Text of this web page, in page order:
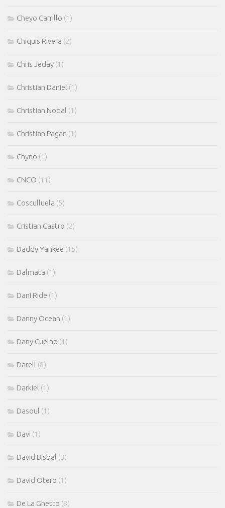
Cheyo Carrillo (1)
Chiquis Rivera (2)
Chris Jeday (1)
Christian Daniel (1)
Christian Nodal (1)
Christian Pagan (1)
Chyno (1)
CNCO (11)
Cosculluela (5)
Cristian Castro (2)
Daddy Yankee (15)
Dalmata (1)
Dani Ride (1)
Danny Ocean (1)
Dany Cuelno (1)
Darell (8)
Darkiel (1)
Dasoul (1)
Davi (1)
David Bisbal (3)
David Otero (1)
De La Ghetto (8)